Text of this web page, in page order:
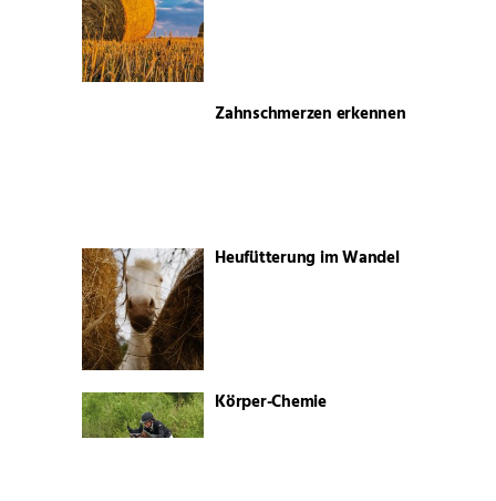
Zahnschmerzen erkennen
Heufütterung im Wandel
Körper-Chemie